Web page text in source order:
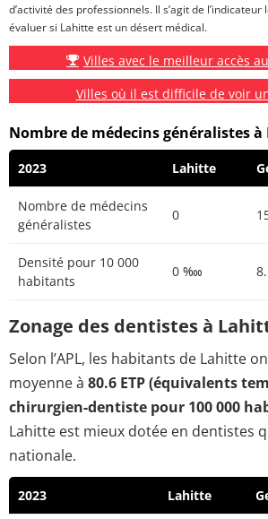
d’activité des professionnels. Il s’agit de
évaluer si Lahitte est un désert médical.
Villes avec le meilleur accès
Villes où il est difficile de voir
Nombre de médecins généralistes
2023 Lahitte
Nombre de médecins
généralistes
0
Densité pour 10 000
habitants
0 ‱
Zonage des dentistes à
Selon l’APL, les habitants de Lahitte
moyenne à 80.6 ETP (équivalents
chirurgien-dentiste pour 100 000
Lahitte est mieux dotée en dentistes
nationale.
2023 Lahitte